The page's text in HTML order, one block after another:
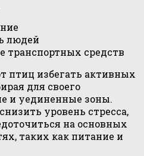
людей
транспортных средств
птиц избегать активных
для своего
и уединенные зоны.
уровень стресса,
на основных
таких как питание и